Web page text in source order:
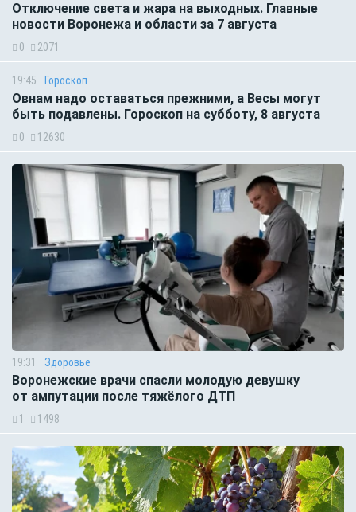
Отключение света и жара на выходных. Главные
новости Воронежа и области за 7 августа
0 2071
19:45 Гороскоп
Овнам надо оставаться прежними, а Весы могут
быть подавлены. Гороскоп на субботу, 8 августа
0 12630
19:31 Здоровье
Воронежские врачи спасли молодую девушку
от ампутации после тяжёлого ДТП
1 1498